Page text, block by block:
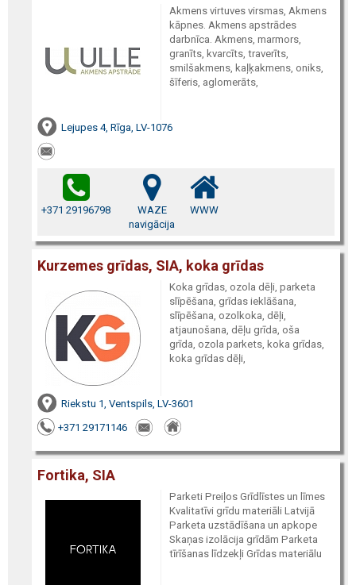
Akmens virtuves virsmas, Akmens
kāpnes. Akmens apstrādes
darbnīca. Akmens, marmors,
granīts, kvarcīts, traverīts,
smilšakmens, kaļķakmens, oniks,
šīferis, aglomerāts,
Lejupes 4, Rīga, LV-1076
+371 29196798
WAZE
navigācija
WWW
Kurzemes grīdas, SIA, koka grīdas
Koka grīdas, ozola dēļi, parketa
slīpēšana, grīdas ieklāšana,
slīpēšana, ozolkoka, dēļi,
atjaunošana, dēļu grīda, oša
grīda, ozola parkets, koka grīdas,
koka grīdas dēļi,
Riekstu 1, Ventspils, LV-3601
+371 29171146
Fortika, SIA
Parketi Preiļos Grīdlīstes un līmes
Kvalitatīvi grīdu materiāli Latvijā
Parketa uzstādīšana un apkope
Skaņas izolācija grīdām Parketa
tīrīšanas līdzekļi Grīdas materiālu